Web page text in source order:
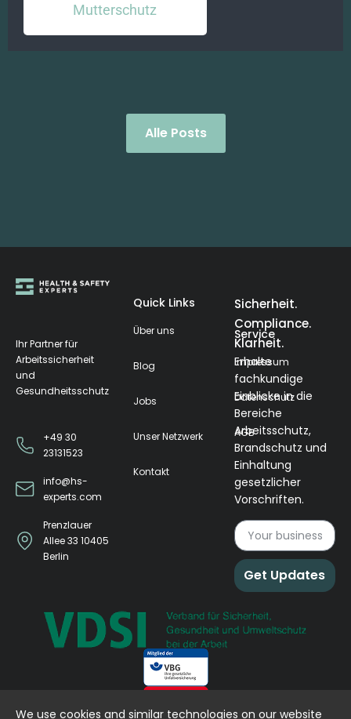
Mutterschutz
Alle Posts
Ihr Partner für
Arbeitssicherheit
und
Gesundheitsschutz
+49 30
23131523
info@hs-
experts.com
Prenzlauer
Allee 33 10405
Berlin
Quick Links
Über uns
Blog
Jobs
Unser Netzwerk
Kontakt
Service
Impressum
Datenschutz
AGB
Sicherheit.
Compliance.
Klarheit.
Erhalte
fachkundige
Einblicke in die
Bereiche
Arbeitsschutz,
Brandschutz und
Einhaltung
gesetzlicher
Vorschriften.
Get Updates
We use cookies and similar technologies on our website